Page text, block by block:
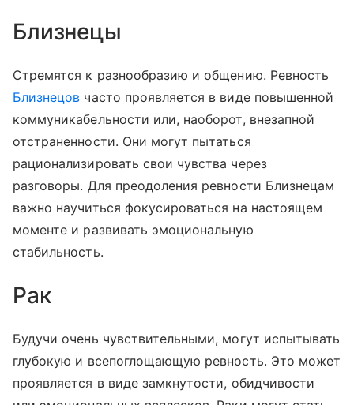
Близнецы
Стремятся к разнообразию и общению. Ревность
Близнецов часто проявляется в виде повышенной
коммуникабельности или, наоборот, внезапной
отстраненности. Они могут пытаться
рационализировать свои чувства через
разговоры. Для преодоления ревности Близнецам
важно научиться фокусироваться на настоящем
моменте и развивать эмоциональную
стабильность.
Рак
Будучи очень чувствительными, могут испытывать
глубокую и всепоглощающую ревность. Это может
проявляется в виде замкнутости, обидчивости